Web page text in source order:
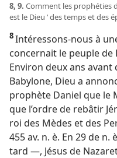
8, 9. Comment les prophéties
est le Dieu ‘ des temps et des
8Intéressons-​nous à
concernait le peuple de
Environ deux ans
Babylone, Dieu a
prophète Daniel que le
que l’ordre de rebâtir
roi des Mèdes et des
455 av. n. è. En 29 de
tard —, Jésus de